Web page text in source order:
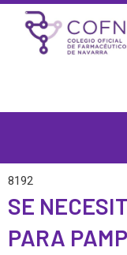
Skip
content
8192
SE
PARA